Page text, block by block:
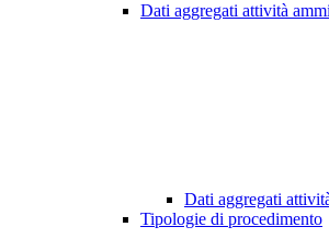
Dati aggregati attività
Dati aggregati
Tipologie di procedimento